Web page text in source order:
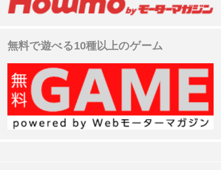
無料で遊べる10種以上のゲーム